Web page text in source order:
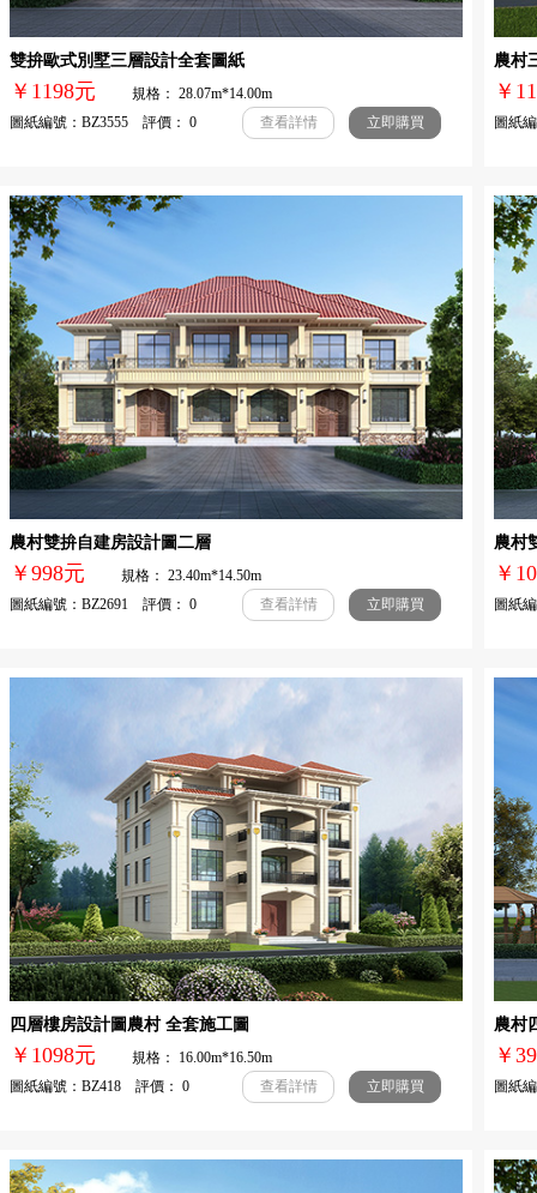
雙拚歐式別墅三層設計全套圖紙
￥1198元
規格： 28.07m*14.00m
圖紙編號：BZ3555 評價： 0
查看詳情 立即購買
農村
￥
圖紙編
農村雙拚自建房設計圖二層
￥998元
規格： 23.40m*14.50m
圖紙編號：BZ2691 評價： 0
查看詳情 立即購買
農村
￥
圖紙編
四層樓房設計圖農村 全套施工圖
￥1098元
規格： 16.00m*16.50m
圖紙編號：BZ418 評價： 0
查看詳情 立即購買
農村
￥
圖紙編